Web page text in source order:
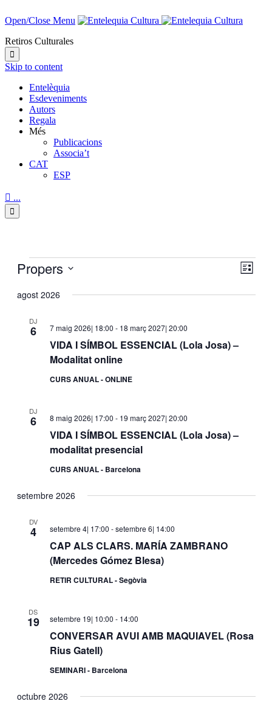
Open/Close Menu
Retiros Culturales

Skip to content
Entelèquia
Esdeveniments
Autors
Regala
Més
Publicacions
Associa’t
CAT
ESP
 ...

Esdeveniments Llista
Propers
una
agost 2026
DJ
6
VIDA I SÍMBOL ESSENCIAL (Lola Josa) –
Modalitat online
7 maig 2026| 18:00 - 18 març 2027| 20:00
CURS ANUAL - ONLINE
DJ
6
VIDA I SÍMBOL ESSENCIAL (Lola Josa) –
modalitat presencial
8 maig 2026| 17:00 - 19 març 2027| 20:00
CURS ANUAL - Barcelona
setembre 2026
DV
4
CAP ALS CLARS. MARÍA ZAMBRANO
(Mercedes Gómez Blesa)
setembre 4| 17:00 -setembre 6| 14:00
RETIR CULTURAL - Segòvia
DS
19
CONVERSAR AVUI AMB MAQUIAVEL (Rosa
Rius Gatell)
setembre 19| 10:00 - 14:00
SEMINARI - Barcelona
octubre 2026